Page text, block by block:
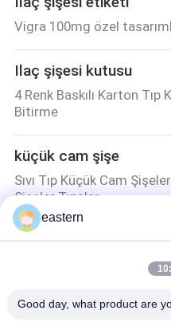
Vigra 100mg özel
Ilaç şişesi kutusu
4 Renk Baskılı Karton
Bitirme
küçük cam şişe
Sıvı Tıp Küçük Cam
Şişeler Tıpalar
Kapağı kapalı çevirin
Farmasötik 10ml Şişe
eastern
Good day, what product are